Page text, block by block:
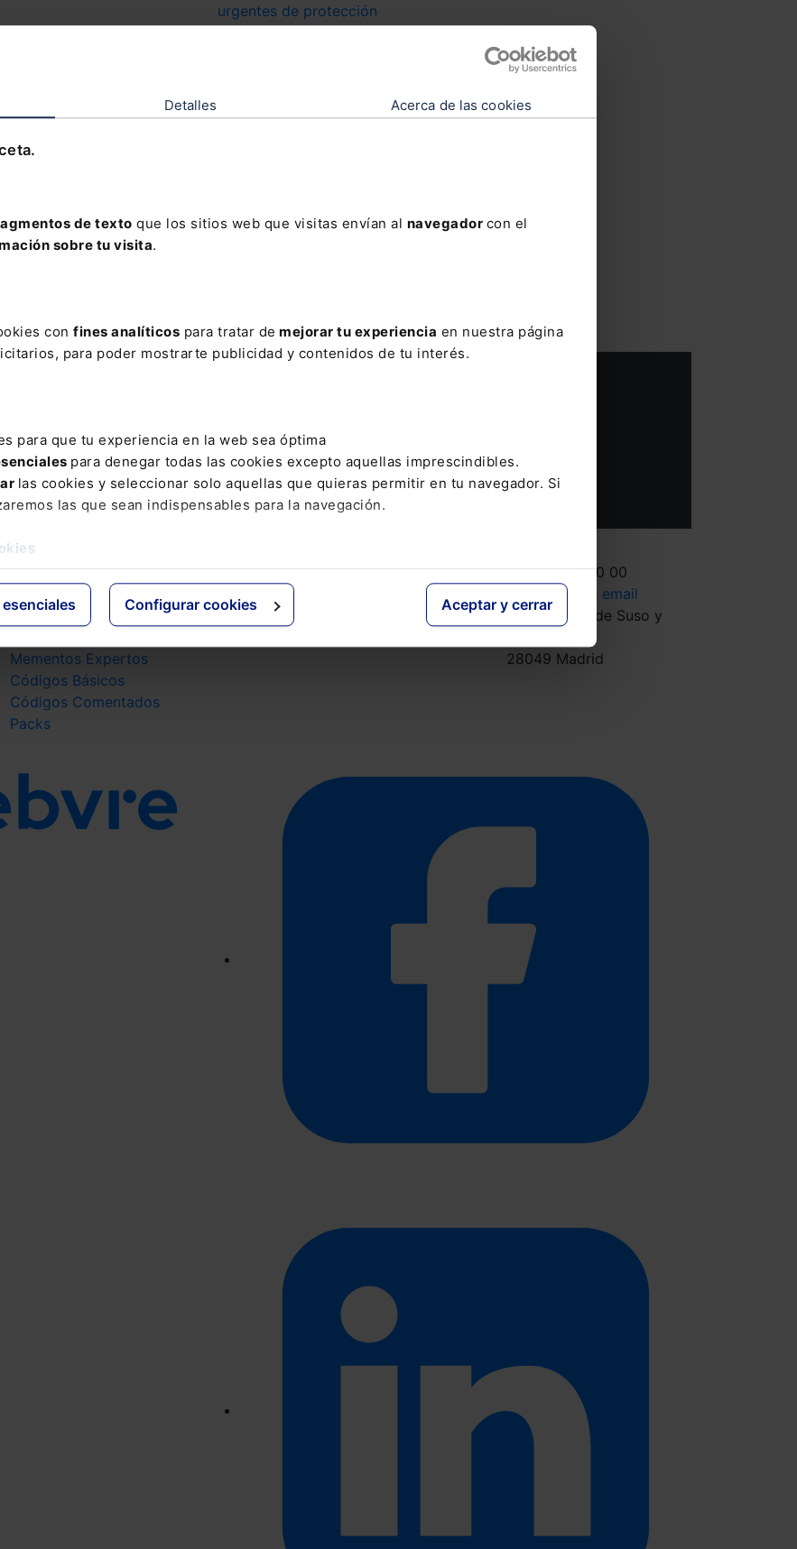
Detalles Acerca de las cookies
de texto que los sitios web que visitas envían al navegador con el
sobre tu visita.
con fines analíticos para tratar de mejorar tu experiencia en nuestra página
para poder mostrarte publicidad y contenidos de tu interés.
para que tu experiencia en la web sea óptima
para denegar todas las cookies excepto aquellas imprescindibles.
las cookies y seleccionar solo aquellas que quieras permitir en tu navegador. Si
las que sean indispensables para la navegación.
Configurar cookies Aceptar y cerrar
urgentes de protección
patologías para la
de la jubilación
Cálculo de la retribución
básica sobre Protección de Datos
SUSCRIBIRME
Mementos
Formularios Jurídicos
Manuales de Derecho
Mementos Expertos
Códigos Básicos
Códigos Comentados
Packs
ELS
El Derecho
Espacio Asesoría
Tel.: 91 210 80 00
Mándanos un email
Monasterios de Suso y
28049 Madrid